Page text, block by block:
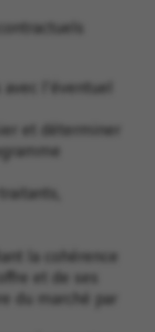
l'éventuel
et déterminer
la cohérence
et de ses
du marché par